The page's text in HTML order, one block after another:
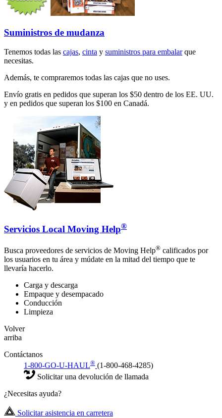
Suministros de mudanza
Tenemos todas las cajas, cinta y suministros para embalarque
necesitas.
Además, te compraremos todas las cajas que no uses.
Envío gratis en pedidos que superan los $50 dentro de los EE. UU.
y en pedidos que superan los $100 en Canadá.
Servicios Local Moving Help®
Busca proveedores de servicios de Moving Help® calificados por
los usuarios en tu área y múdate en la mitad del tiempo que te
llevaría hacerlo.
Carga y descarga
Empaque y desempacado
Conducción
Limpieza
Volver
arriba
Contáctanos
1-800-GO-U-HAUL® (1-800-468-4285)
Solicitar una devolución de llamada
¿Necesitas ayuda?
Solicitar asistencia en carretera